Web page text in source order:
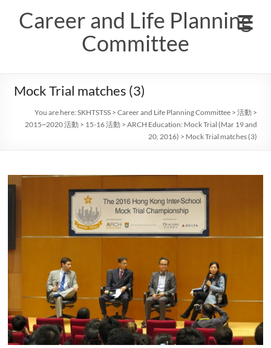
contentCareer and Life Planning
Committee
Mock Trial matches (3)
You are here:SKHTSTSS >Career and Life Planning Committee >活動 >
2015~2020 活動 > 15-16 活動 >ARCH Education: Mock Trial (Mar 19 and
20, 2016) > Mock Trial matches (3)